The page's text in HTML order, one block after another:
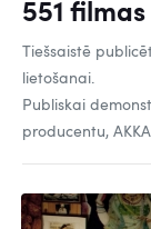
551 filmas
Tiešsaistē
lietošanai.
Publiskai
producentu,